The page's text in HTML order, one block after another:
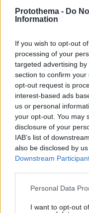
Protothema - Do
Information
If you wish to opt-out
processing of your
targeted advertising
section to confirm
opt-out request is
interest-based ads
us or personal
your opt-out. You may
disclosure of your
IAB’s list of
also be disclosed by
Downstream
Please note that this
not limited to your visit
Personal Data
I want to opt-out
Γιατί δεν έσωσα
κατέγραφε τη
αγέλη λύκων
είδε άρρωστο
06.08.2026, 19:34